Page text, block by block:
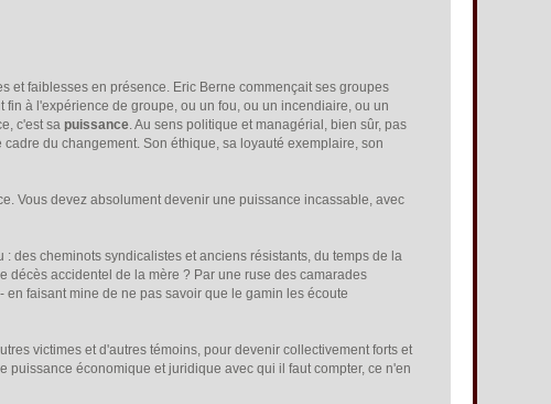
et faiblesses en présence. Eric Berne commençait ses groupes
fin à l'expérience de groupe, ou un fou, ou un incendiaire, ou un
c'est sa puissance. Au sens politique et managérial, bien sûr, pas
du changement. Son éthique, sa loyauté exemplaire, son
Vous devez absolument devenir une puissance incassable, avec
des cheminots syndicalistes et anciens résistants, du temps de la
décès accidentel de la mère ? Par une ruse des camarades
faisant mine de ne pas savoir que le gamin les écoute
victimes et d'autres témoins, pour devenir collectivement forts et
économique et juridique avec qui il faut compter, ce n'en